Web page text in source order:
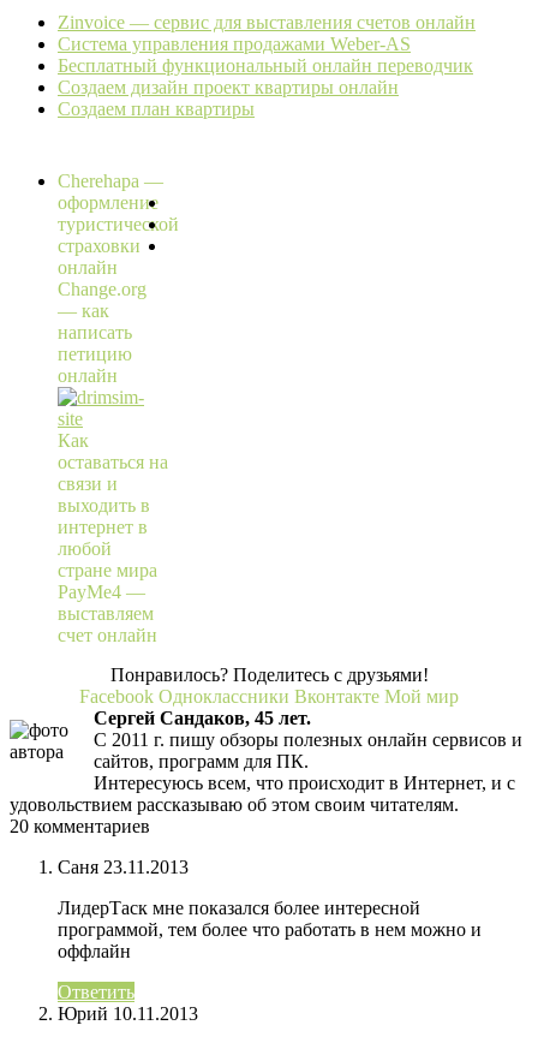
Zinvoice — сервис для выставления счетов онлайн
Система управления продажами Weber-AS
Бесплатный функциональный онлайн переводчик
Создаем дизайн проект квартиры онлайн
Создаем план квартиры
Cherehapa —
оформление
туристической
страховки
онлайн
Change.org
— как
написать
петицию
онлайн
Как
оставаться на
связи и
выходить в
интернет в
любой
стране мира
PayMe4 —
выставляем
счет онлайн
Понравилось? Поделитесь с друзьями!
Facebook Одноклассники Вконтакте Мой мир
Сергей Сандаков, 45 лет.
С 2011 г. пишу обзоры полезных онлайн сервисов и
сайтов, программ для ПК.
Интересуюсь всем, что происходит в Интернет, и с
удовольствием рассказываю об этом своим читателям.
20 комментариев
Саня 23.11.2013
ЛидерТаск мне показался более интересной
программой, тем более что работать в нем можно и
оффлайн
Ответить
Юрий 10.11.2013